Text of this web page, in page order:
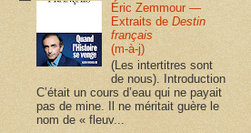
Éric Zemmour —
Extraits deDestin
français
(m-à-j)
(Les intertitres sont
de nous). Introduction
C’était un cours d’eau qui ne payait
pas de mine. Il ne méritait guère le
nom de « fleuv...